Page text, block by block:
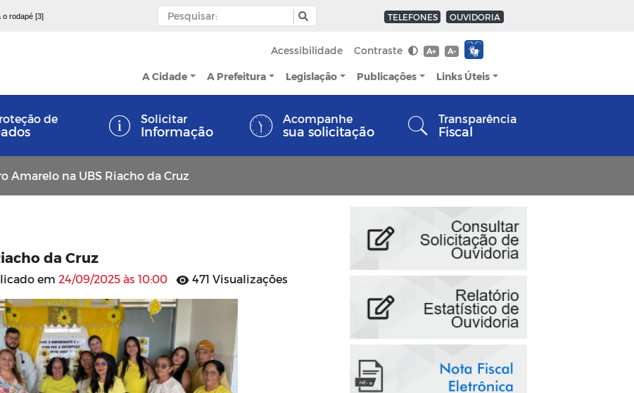
o rodapé [3] TELEFONES OUVIDORIA
Acessibilidade Contraste A+ A-
A Cidade A Prefeitura Legislação Publicações Links Úteis
de Solicitar
Informação
Acompanhe
sua solicitação
Transparência
Fiscal
Amarelo na UBS Riacho da Cruz
da Cruz
em 24/09/2025 às 10:00 471 Visualizações